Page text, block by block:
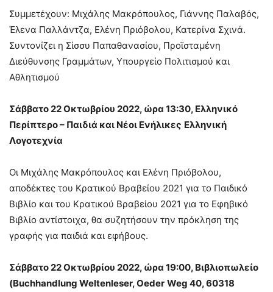
Συμμετέχουν: Μιχάλης Μακρόπουλος, Γιάννης Παλαβός,
Έλενα Παλλάντζα, Ελένη Πριόβολου, Κατερίνα Σχινά.
Συντονίζει η Σίσσυ Παπαθανασίου, Προϊσταμένη
Διεύθυνσης Γραμμάτων, Υπουργείο Πολιτισμού και
Αθλητισμού
Σάββατο 22 Οκτωβρίου 2022, ώρα 13:30, Ελληνικό
Περίπτερο – Παιδιά και Νέοι Ενήλικες Ελληνική
Λογοτεχνία
Οι Μιχάλης Μακρόπουλος και Ελένη Πριόβολου,
αποδέκτες του Κρατικού Βραβείου 2021 για το Παιδικό
Βιβλίο και του Κρατικού Βραβείου 2021 για το Εφηβικό
Βιβλίο αντίστοιχα, θα συζητήσουν την πρόκληση της
γραφής για παιδιά και εφήβους.
Σάββατο 22 Οκτωβρίου 2022, ώρα 19:00, Βιβλιοπωλείο
(Buchhandlung Weltenleser,Oeder Weg 40, 60318